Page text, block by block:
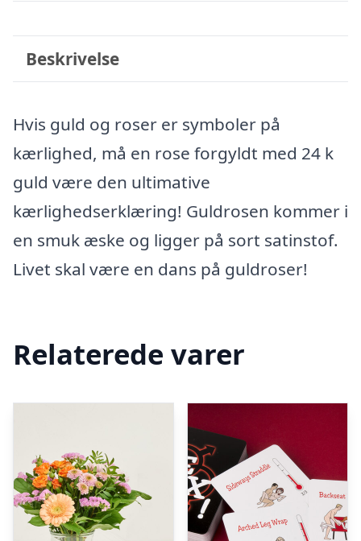
Beskrivelse
Hvis guld og roser er symboler på
kærlighed, må en rose forgyldt med 24 k
guld være den ultimative
kærlighedserklæring! Guldrosen kommer i
en smuk æske og ligger på sort satinstof.
Livet skal være en dans på guldroser!
Relaterede varer